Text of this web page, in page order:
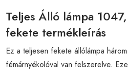
Teljes Álló lámpa
fekete termékleírás
Ez a teljesen fekete állólámpa
fémárnyékolóval van felszerelve.